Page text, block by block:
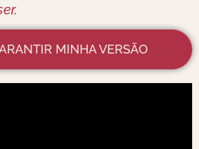
MINHA VERSÃO